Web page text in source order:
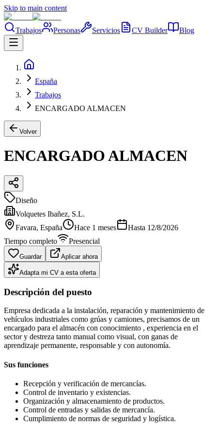
Skip to main content
Trabajos Personas Servicios CV Builder Blog
España
Trabajos
ENCARGADO ALMACEN
Volver
ENCARGADO ALMACEN
Diseño
Volquetes Ibañez, S.L.
Favara, España Hace 1 meses Hasta 12/8/2026
Tiempo completo
Presencial
Guardar Aplicar ahora
Adapta mi CV a esta oferta
Descripción del puesto
Empresa dedicada a la instalación, reparación y mantenimiento de
vehículos industriales como grúas y camiones, precisamos de un
encargado para el almacén con conocimiento , experiencia en el
sector y destreza tanto manual como visual, con ganas de
aprendizaje permanente, responsable y con autonomía.
Sus funciones
Recepción y verificación de mercancías.
Control de inventario y existencias.
Organización y almacenamiento de productos.
Control de entradas y salidas de mercancía.
Cumplimiento de normas de seguridad y logística.